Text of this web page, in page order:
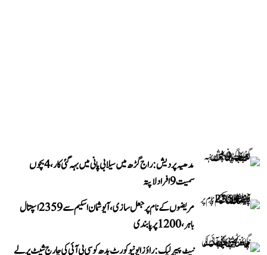
مدھیہ پردیش: راج گڑھ میں سیلابی پانی میں بہہ گئی کار، 4 بچوں
سمیت 9 افراد لاپتہ
مریضوں کے نام پر جعل سازی، آیوشمان اسکیم سے 2359 اسپتال
باہر، 1200 پر پابندی
نیٹ پیپر لیک: راؤز ایونیو کورٹ بدھ کو سی بی آئی کی چارج شیٹ پر لے